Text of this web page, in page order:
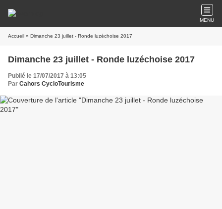
MENU
Accueil » Dimanche 23 juillet - Ronde luzéchoise 2017
Dimanche 23 juillet - Ronde luzéchoise 2017
Publié le 17/07/2017 à 13:05
Par Cahors CycloTourisme